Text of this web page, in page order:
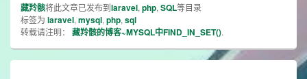
藏羚骸将此文章已发布到laravel, php, SQL等目录
标签为 laravel, mysql, php, sql
转载请注明： 藏羚骸的博客~MYSQL中FIND_IN_SET().